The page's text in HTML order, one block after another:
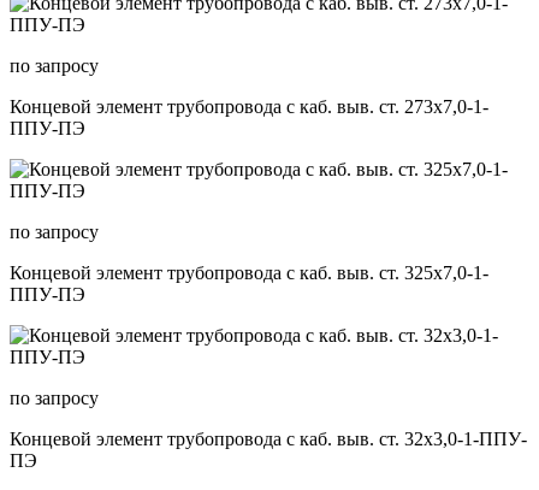
по запросу
Концевой элемент трубопровода с каб. выв. ст. 273х7,0-1-
ППУ-ПЭ
по запросу
Концевой элемент трубопровода с каб. выв. ст. 325х7,0-1-
ППУ-ПЭ
по запросу
Концевой элемент трубопровода с каб. выв. ст. 32х3,0-1-ППУ-
ПЭ